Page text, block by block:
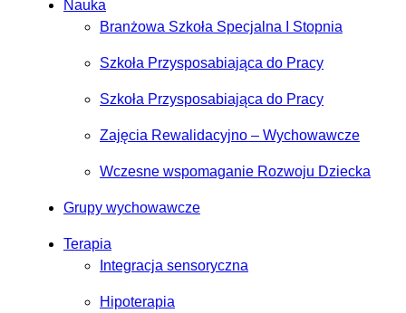
Nauka
Branżowa Szkoła Specjalna I Stopnia
Szkoła Przysposabiająca do Pracy
Szkoła Przysposabiająca do Pracy
Zajęcia Rewalidacyjno – Wychowawcze
Wczesne wspomaganie Rozwoju Dziecka
Grupy wychowawcze
Terapia
Integracja sensoryczna
Hipoterapia